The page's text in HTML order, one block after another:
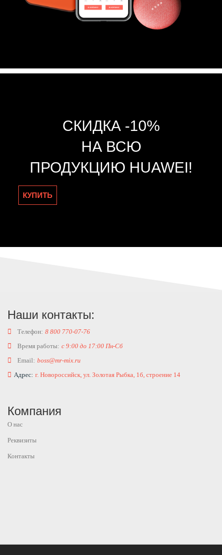
СКИДКА -10%
НА ВСЮ
ПРОДУКЦИЮ HUAWEI!
КУПИТЬ
Наши контакты:
Телефон: 8 800 770-07-76
Время работы: с 9:00 до 17:00 Пн-Сб
Email: boss@mr-mix.ru
Адрес: г. Новороссийск, ул. Золотая Рыбка, 1б, строение 14
Компания
О нас
Реквизиты
Контакты